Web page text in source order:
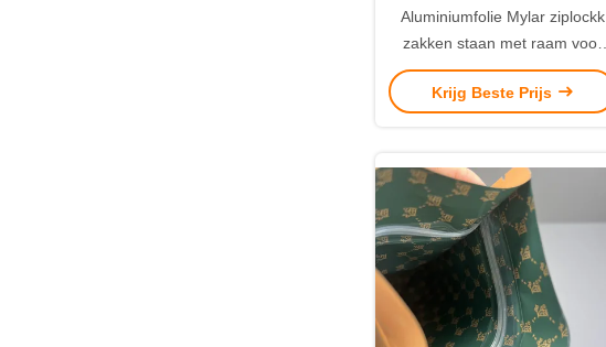
Aluminiumfolie Mylar ziplockk
zakken staan met raam voor
wiet wiet verpakking
Krijg Beste Prijs